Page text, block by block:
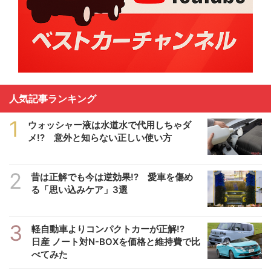
人気記事ランキング
1
ウォッシャー液は水道水で代用しちゃダ
メ!? 意外と知らない正しい使い方
2
昔は正解でも今は逆効果!? 愛車を傷め
る「思い込みケア」3選
3
軽自動車よりコンパクトカーが正解!?
日産 ノート対N-BOXを価格と維持費で比
べてみた